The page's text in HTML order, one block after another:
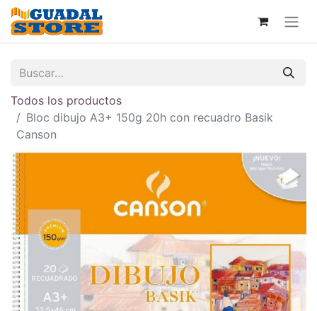
Todos los productos
Bloc dibujo A3+ 150g 20h con recuadro Basik
Canson